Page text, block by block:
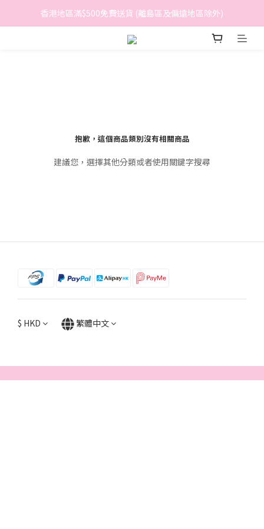
香港地區滿$500免費送貨 (離島區及偏遠地區除外)
香港地區滿$500免費送貨 (離島區及偏遠地區除外)
BreeziB 會員享有額外折扣及積分優惠
抱歉，這個商品類別沒有相關商品
建議您，選擇其他分類或者使用關鍵字搜尋
$ HKD 繁體中文